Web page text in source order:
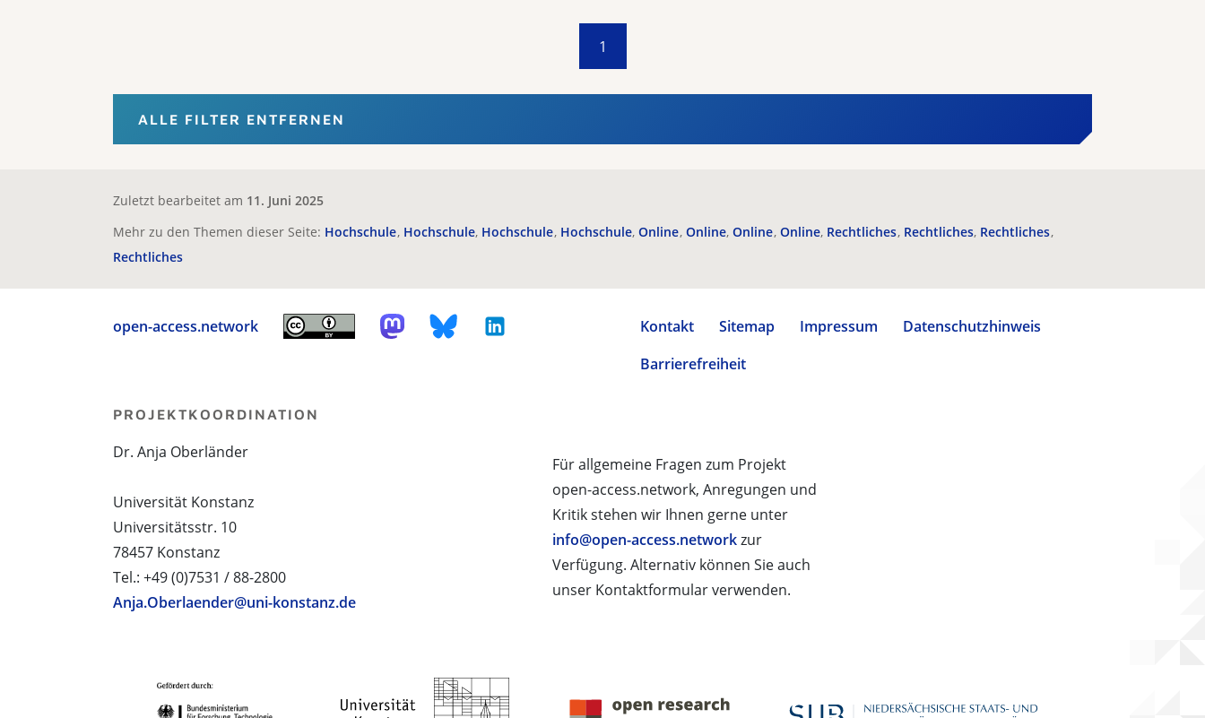
1
ALLE FILTER ENTFERNEN
Zuletzt bearbeitet am 11. Juni 2025
Mehr zu den Themen dieser Seite: Hochschule Hochschule Hochschule Hochschule Online Online Online Online Rechtliches Rechtliches Rechtliches
Rechtliches
open-access.network Kontakt Sitemap Impressum
Datenschutzhinweis
Barrierefreiheit
Für allgemeine Fragen zum Projekt
open-access.network, Anregungen und
Kritik stehen wir Ihnen gerne unter
info@open-access.networkzur
Verfügung. Alternativ können Sie auch
unser Kontaktformular verwenden.
PROJEKTKOORDINATION
Dr. Anja Oberländer
Universität Konstanz
Universitätsstr. 10
78457 Konstanz
Tel.: +49 (0)7531 / 88-2800
Anja.Oberlaender@uni-konstanz.de